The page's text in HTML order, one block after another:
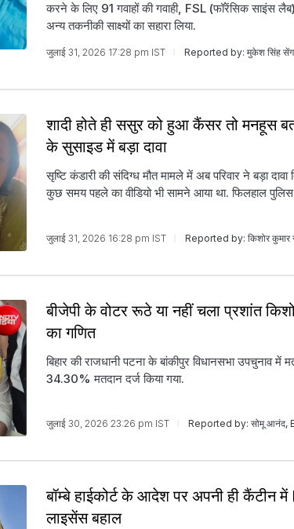
करने के लिए 91 गवाहों की गवाही, FSL (फॉरेंसिक साइंस
अन्य तकनीकी साक्ष्यों का सहारा लिया.
जुलाई 31, 2026 17:28 pm IST Reported by: मुकेश सिंह
शादी होते ही ससुर को हुआ कैंसर तो मनहूस
के सुसाइड में बड़ा दावा
सृष्टि कंडारी की संदिग्ध मौत मामले में अब परिवार ने बड़ा
कुछ समय पहले का वीडियो भी सामने आया था. फिलहाल
जुलाई 31, 2026 16:28 pm IST Reported by: किशोर कुमार
बीजेपी के वोटर रूठे या नहीं चला प्रशांत
का गणित
बिहार की राजधानी पटना के बांकीपुर विधानसभा उपचुनाव
34.30% मतदान दर्ज किया गया.
जुलाई 30, 2026 23:26 pm IST Reported by: सोमू आनंद,
बॉम्बे हाईकोर्ट के आदेश पर अपनी ही कैंटीन
लाइसेंस बहाल